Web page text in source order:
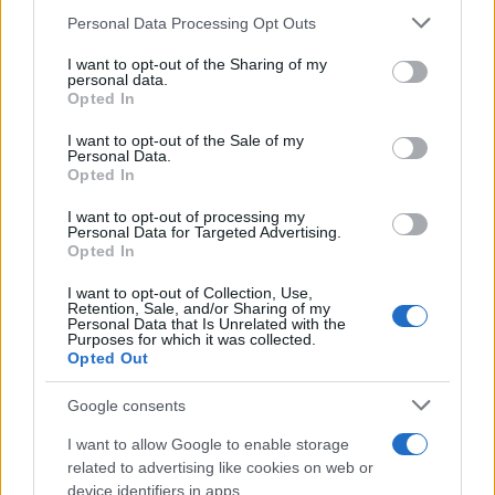
Please note that this website/app uses one or more Google
not limited to your visit or usage behaviour. You may click to
grant or deny consent to Google and its third-party tags to
use your data for below specified purposes in below Google
consent section.
Personal Data Processing Opt Outs
I want to opt-out of the Sharing of my
personal data.
Opted In
I want to opt-out of the Sale of my
Personal Data.
Opted In
I want to opt-out of processing my
Personal Data for Targeted Advertising.
Opted In
I want to opt-out of Collection, Use,
Retention, Sale, and/or Sharing of my
Personal Data that Is Unrelated with the
Purposes for which it was collected.
Opted Out
Google consents
I want to allow Google to enable storage
related to advertising like cookies on web or
device identifiers in apps.
1,50 €
VISUALIZZA
Saldatura > Consumabili
5 punte guidafilo M6X28 D. 0;8mm ricambi per torcia
saldatura
5 punte guidafilo M6X28 D. 0;8MM
6,00 €